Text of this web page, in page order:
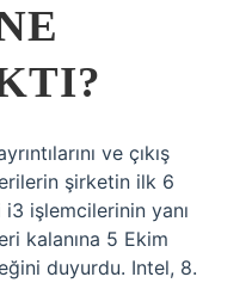
ve çıkış
şirketin ilk 6
işlemcilerinin yanı
kalanına 5 Ekim
duyurdu. Intel, 8.